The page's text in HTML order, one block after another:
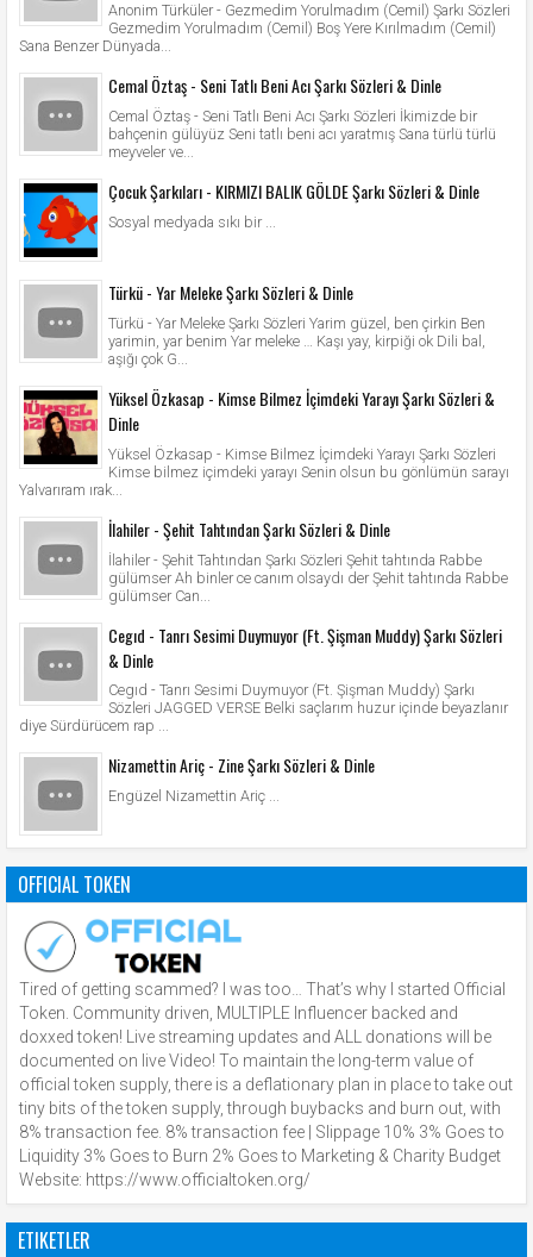
Anonim Türküler - Gezmedim Yorulmadım (Cemil) Şarkı Sözleri
Gezmedim Yorulmadım (Cemil) Boş Yere Kırılmadım (Cemil)
Sana Benzer Dünyada...
Cemal Öztaş - Seni Tatlı Beni Acı Şarkı Sözleri & Dinle
Cemal Öztaş - Seni Tatlı Beni Acı Şarkı Sözleri İkimizde bir
bahçenin gülüyüz Seni tatlı beni acı yaratmış Sana türlü türlü
meyveler ve...
Çocuk Şarkıları - KIRMIZI BALIK GÖLDE Şarkı Sözleri & Dinle
Sosyal medyada sıkı bir ...
Türkü - Yar Meleke Şarkı Sözleri & Dinle
Türkü - Yar Meleke Şarkı Sözleri Yarim güzel, ben çirkin Ben
yarimin, yar benim Yar meleke … Kaşı yay, kirpiği ok Dili bal,
aşığı çok G...
Yüksel Özkasap - Kimse Bilmez İçimdeki Yarayı Şarkı Sözleri &
Dinle
Yüksel Özkasap - Kimse Bilmez İçimdeki Yarayı Şarkı Sözleri
Kimse bilmez içimdeki yarayı Senin olsun bu gönlümün sarayı
Yalvarıram ırak...
İlahiler - Şehit Tahtından Şarkı Sözleri & Dinle
İlahiler - Şehit Tahtından Şarkı Sözleri Şehit tahtında Rabbe
gülümser Ah binler ce canım olsaydı der Şehit tahtında Rabbe
gülümser Can...
Cegıd - Tanrı Sesimi Duymuyor (Ft. Şişman Muddy) Şarkı Sözleri
& Dinle
Cegıd - Tanrı Sesimi Duymuyor (Ft. Şişman Muddy) Şarkı
Sözleri JAGGED VERSE Belki saçlarım huzur içinde beyazlanır
diye Sürdürücem rap ...
Nizamettin Ariç - Zine Şarkı Sözleri & Dinle
Engüzel Nizamettin Ariç ...
OFFICIAL TOKEN
Tired of getting scammed? I was too… That’s why I started Official
Token. Community driven, MULTIPLE Influencer backed and
doxxed token! Live streaming updates and ALL donations will be
documented on live Video! To maintain the long-term value of
official token supply, there is a deflationary plan in place to take out
tiny bits of the token supply, through buybacks and burn out, with
8% transaction fee. 8% transaction fee | Slippage 10% 3% Goes to
Liquidity 3% Goes to Burn 2% Goes to Marketing & Charity Budget
Website: https://www.officialtoken.org/
ETIKETLER